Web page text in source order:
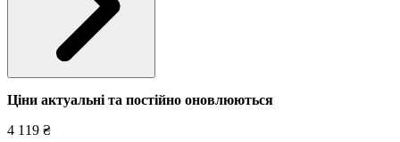
Ціни актуальні та постійно оновлюються
4 119 ₴